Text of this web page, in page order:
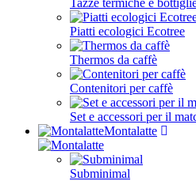
Tazze termiche e
Piatti ecologici Ecotree
Thermos da caffè
Contenitori per caffè
Set e accessori per il
Montalatte
Subminimal